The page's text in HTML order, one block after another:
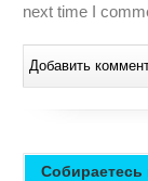
next time I
Собираетесь